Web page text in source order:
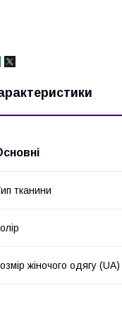
тканини
жіночого одягу (UA)